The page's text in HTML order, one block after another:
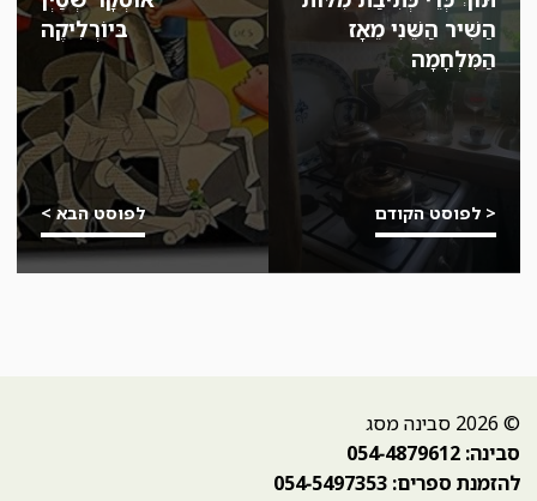
הַשִּׁיר הַשֵּׁנִי מֵאָז
הַמִּלְחָמָה
< לפוסט הקודם
בּיוֹרְלִיקֶה
לפוסט הבא >
© 2026 סבינה מסג
סבינה: 054-4879612
להזמנת ספרים: 054-5497353